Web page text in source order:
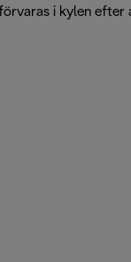
i kylen efter